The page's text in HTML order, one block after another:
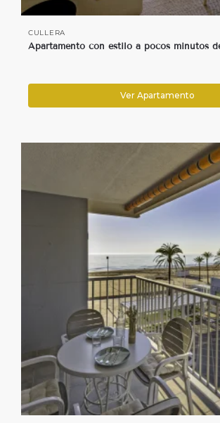
CULLERA
Apartamento con estilo a pocos minutos
Ver Apartamento